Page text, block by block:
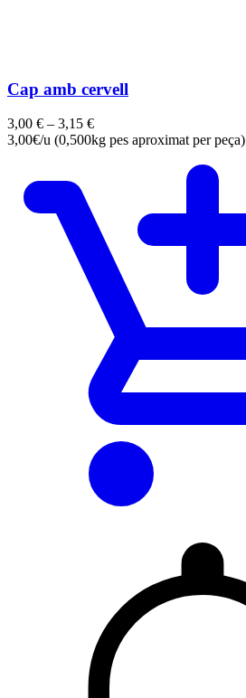
Cap amb cervell
3,00 € – 3,15 €
3,00€/u (0,500kg pes aproximat per peça)